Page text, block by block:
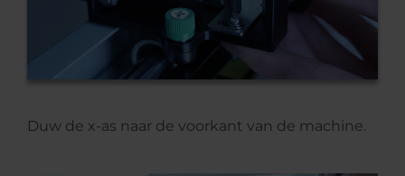
Duw de x-as naar de voorkant van de machine.